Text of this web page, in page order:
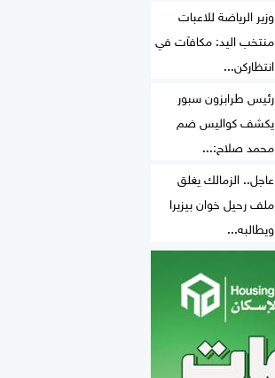
وزير الرياضة للاعبات
منتخب اليد: مكافآت في
انتظاركن...
رئيس طرابزون سبور
يكشف كواليس ضم
محمد صلاح:...
عاجل.. الزمالك يغلق
ملف رحيل خوان بيزيرا
ويطالبه...